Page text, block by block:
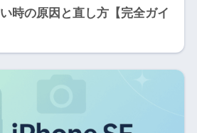
時の原因と直し方【完全ガイ